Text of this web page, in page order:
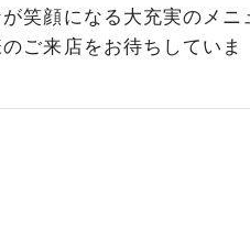
笑顔になる大充実のメニ
ご来店をお待ちしていま